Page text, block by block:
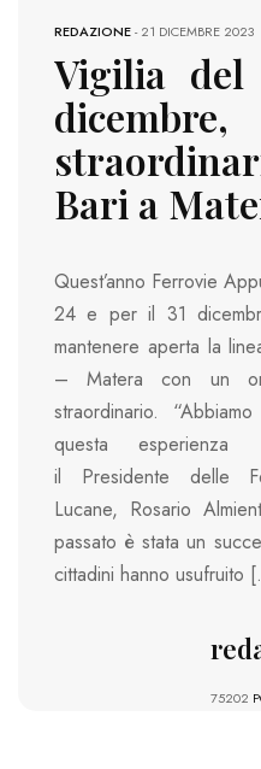
REDAZIONE-21 DICEMBRE 2023
Vigilia del
Bari a
Quest’anno Ferrovie
24 e per il 31
mantenere aperta la
– Matera con un
straordinario.
questa
il Presidente delle
Lucane, Rosario
passato è stata un
cittadini hanno usufruito
75202